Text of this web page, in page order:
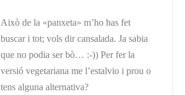
Això de la «panxeta» m’ho has fet
buscar i tot; vols dir cansalada. Ja sabia
que no podia ser bò… :-)) Per fer la
versió vegetariana me l’estalvio i prou o
tens alguna alternativa?